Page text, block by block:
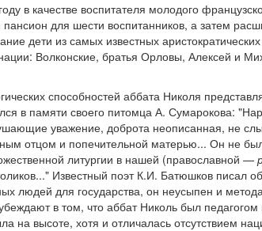
в качестве воспитателя молодого
для шести воспитанников, а затем
дети из самых известных
Волконские, братья Орловы, Алексей и
способностей аббата Николя
в памяти своего питомца А. Сумарокова:
уважение, доброта неописанная, не
отцом и попечительной матерью... Он не
литургии в нашей (православной —
Известный поэт К.И. Батюшков писал
людей для государства, он неусыпен и
в том, что аббат Николь был
на высоте, хотя и отличалась отсутствием